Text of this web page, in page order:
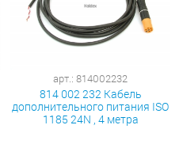
арт.: 814002232
814 002 232 Кабель
дополнительного питания ISO
1185 24N , 4 метра